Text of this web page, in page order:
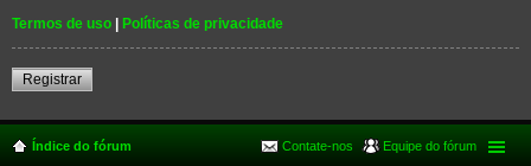
Termos de uso | Políticas de privacidade
Registrar
Índice do fórum Equipe do fórum
Contate-nos